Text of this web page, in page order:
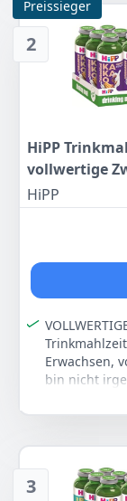
Öle ohne
155 Jahre
Jahre
Nachhaltig:
100%
Deckel
Farbe
2
Preissieger
HiPP
vollwertige
Heumilch,
HiPP
Erwachsen,
bin nicht
Mahlzeit für
braucht.
3